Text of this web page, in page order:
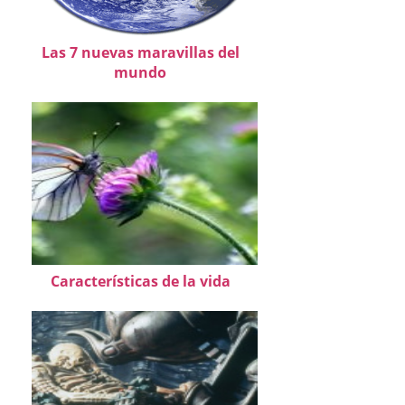
Las 7 nuevas maravillas del
mundo
Características de la vida